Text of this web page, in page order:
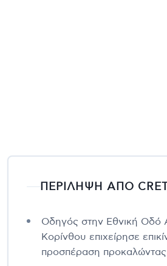
ΠΕΡΙΛΗΨΗ ΑΠΟ
Οδηγός στην Εθνική Οδό
Κορίνθου επιχείρησε
προσπέραση προκαλώντας